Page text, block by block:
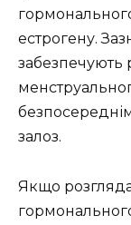
естрогену.
забезпечують
залоз.
Якщо